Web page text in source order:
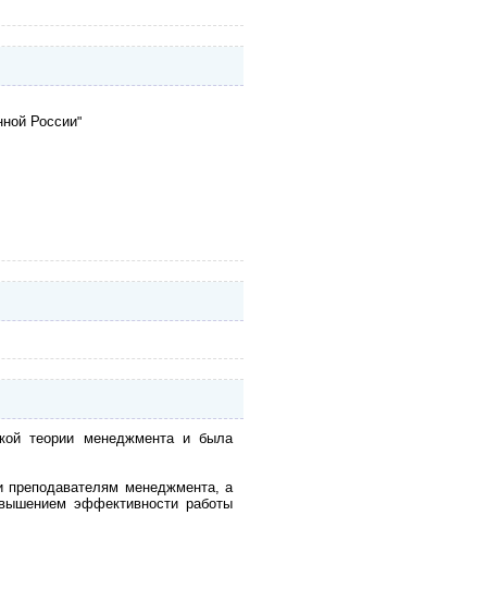
России"
теории менеджмента и была
преподавателям менеджмента, а
эффективности работы